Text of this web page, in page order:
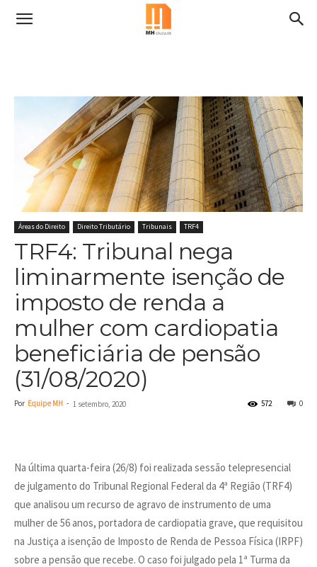
Áreas do Direito Direito Tributário Tribunais TRF4
TRF4: Tribunal nega
liminarmente isenção de
imposto de renda a
mulher com cardiopatia
beneficiária de pensão
(31/08/2020)
Por Equipe MH - 1 setembro, 2020 0
572
Na última quarta-feira (26/8) foi realizada sessão telepresencial
de julgamento do Tribunal Regional Federal da 4ª Região (TRF4)
que analisou um recurso de agravo de instrumento de uma
mulher de 56 anos, portadora de cardiopatia grave, que requisitou
na Justiça a isenção de Imposto de Renda de Pessoa Física (IRPF)
sobre a pensão que recebe. O caso foi julgado pela 1ª Turma da